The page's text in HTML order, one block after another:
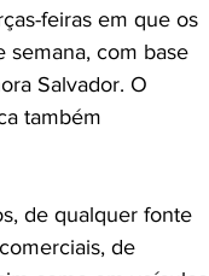
feiras em que os
semana, com base
Salvador. O
também
de qualquer fonte
de